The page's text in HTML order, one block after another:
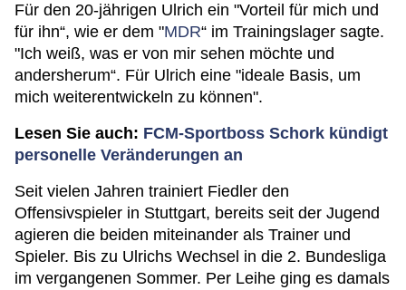
Für den 20-jährigen Ulrich ein "Vorteil für mich und
für ihn“, wie er dem "MDR“ im Trainingslager sagte.
"Ich weiß, was er von mir sehen möchte und
andersherum“. Für Ulrich eine "ideale Basis, um
mich weiterentwickeln zu können".
Lesen Sie auch: FCM-Sportboss Schork kündigt
personelle Veränderungen an
Seit vielen Jahren trainiert Fiedler den
Offensivspieler in Stuttgart, bereits seit der Jugend
agieren die beiden miteinander als Trainer und
Spieler. Bis zu Ulrichs Wechsel in die 2. Bundesliga
im vergangenen Sommer. Per Leihe ging es damals